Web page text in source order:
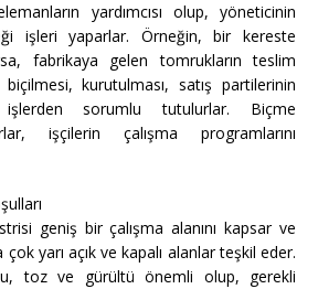
yardımcısı olup, yöneticinin
işleri yaparlar. Örneğin, bir kereste
fabrikaya gelen tomrukların teslim
biçilmesi, kurutulması, satış partilerinin
sorumlu tutulurlar. Biçme
işçilerin çalışma programlarını
geniş bir çalışma alanını kapsar ve
çok yarı açık ve kapalı alanlar teşkil eder.
toz ve gürültü önemli olup, gerekli